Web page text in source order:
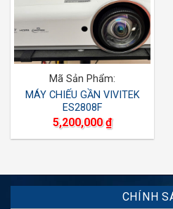
Mã Sản Phẩm:
MÁY CHIẾU GẦN VIVITEK
ES2808F
5,200,000₫
CHÍNH